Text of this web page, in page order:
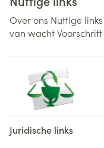
Over ons Nuttige links
van wachtVoorschrift
Juridische links